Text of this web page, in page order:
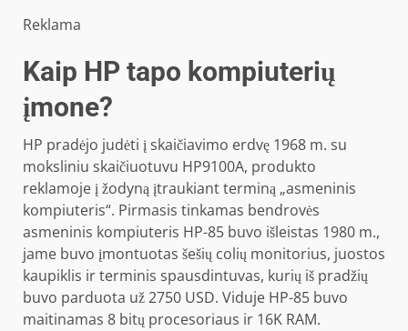
Reklama
Kaip HP tapo kompiuterių
įmone?
HP pradėjo judėti į skaičiavimo erdvę 1968 m. su
moksliniu skaičiuotuvu HP9100A, produkto
reklamoje į žodyną įtraukiant terminą „asmeninis
kompiuteris“. Pirmasis tinkamas bendrovės
asmeninis kompiuteris HP-85 buvo išleistas 1980 m.,
jame buvo įmontuotas šešių colių monitorius, juostos
kaupiklis ir terminis spausdintuvas, kurių iš pradžių
buvo parduota už 2750 USD. Viduje HP-85 buvo
maitinamas 8 bitų procesoriaus ir 16K RAM.